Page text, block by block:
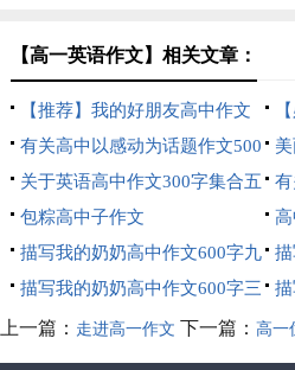
【高一英语作文】相关文章：
【推荐】我的好朋友高中作文
600字4篇
字
有关高中以感动为话题作文500
字集合五篇
关于英语高中作文300字集合五
篇包粽高中子作文
描写我的奶奶高中作文600字九
篇
篇
描写我的奶奶高中作文600字三
篇
篇
上一篇： 走进高一作文 下一篇： 高一